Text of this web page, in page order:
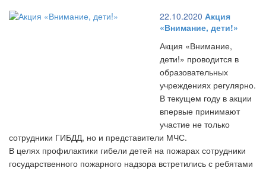
22.10.2020 Акция
«Внимание, дети!»
Акция «Внимание,
дети!» проводится в
образовательных
учреждениях регулярно.
В текущем году в акции
впервые принимают
участие не только
сотрудники ГИБДД, но и представители МЧС.
В целях профилактики гибели детей на пожарах сотрудники
государственного пожарного надзора встретились с ребятами